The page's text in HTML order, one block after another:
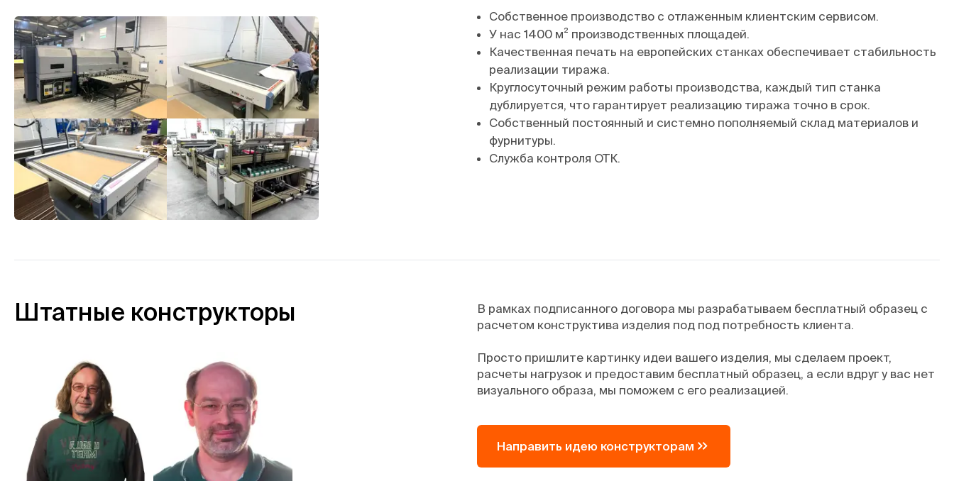
Собственное производство с отлаженным клиентским сервисом.
У нас 1400 м² производственных площадей.
Качественная печать на европейских станках обеспечивает стабильность
реализации тиража.
Круглосуточный режим работы производства, каждый тип станка
дублируется, что гарантирует реализацию тиража точно в срок.
Собственный постоянный и системно пополняемый склад материалов и
фурнитуры.
Служба контроля ОТК.
Штатные конструкторы
В рамках подписанного договора мы разрабатываем бесплатный образец с
расчетом конструктива изделия под под потребность клиента.
Просто пришлите картинку идеи вашего изделия, мы сделаем проект,
расчеты нагрузок и предоставим бесплатный образец, а если вдруг у вас нет
визуального образа, мы поможем с его реализацией.
Направить идею конструкторам